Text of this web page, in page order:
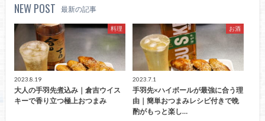
NEW POST 最新の記事
料理
2023.8.19
大人の手羽先煮込み｜倉吉ウイス
キーで香り立つ極上おつまみ
お酒
2023.7.1
手羽先×ハイボールが最強に合う理
由｜簡単おつまみレシピ付きで晩
酌がもっと楽し…